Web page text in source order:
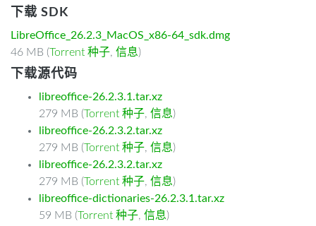
下载 SDK
LibreOffice_26.2.3_MacOS_x86-64_sdk.dmg
46 MB (Torrent 种子, 信息)
下载源代码
libreoffice-26.2.3.1.tar.xz
279 MB (Torrent 种子, 信息)
libreoffice-26.2.3.2.tar.xz
279 MB (Torrent 种子, 信息)
libreoffice-26.2.3.2.tar.xz
279 MB (Torrent 种子, 信息)
libreoffice-dictionaries-26.2.3.1.tar.xz
59 MB (Torrent 种子, 信息)